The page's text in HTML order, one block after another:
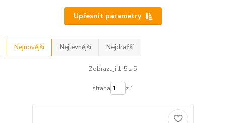
Upřesnit parametry
Nejnovější Nejlevnější Nejdražší
Zobrazuji 1-5 z 5
strana z 1